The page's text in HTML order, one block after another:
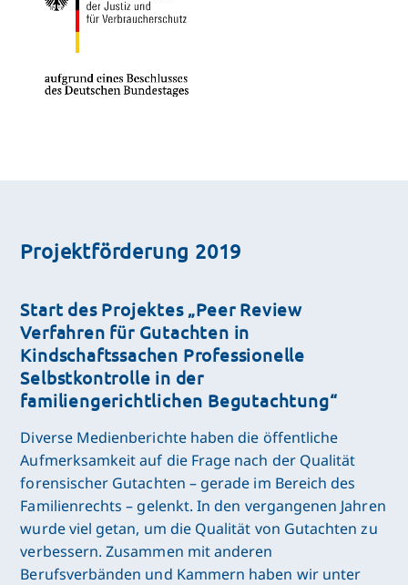
Projektförderung 2019
Start des Projektes „Peer Review
Verfahren für Gutachten in
Kindschaftssachen Professionelle
Selbstkontrolle in der
familiengerichtlichen Begutachtung“
Diverse Medienberichte haben die öffentliche
Aufmerksamkeit auf die Frage nach der Qualität
forensischer Gutachten – gerade im Bereich des
Familienrechts – gelenkt. In den vergangenen Jahren
wurde viel getan, um die Qualität von Gutachten zu
verbessern. Zusammen mit anderen
Berufsverbänden und Kammern haben wir unter